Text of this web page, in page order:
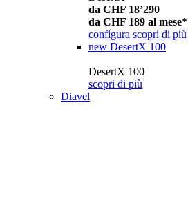
da CHF 18’290
da CHF 189 al mese*
configura scopri di più
new DesertX 100
DesertX 100
scopri di più
Diavel